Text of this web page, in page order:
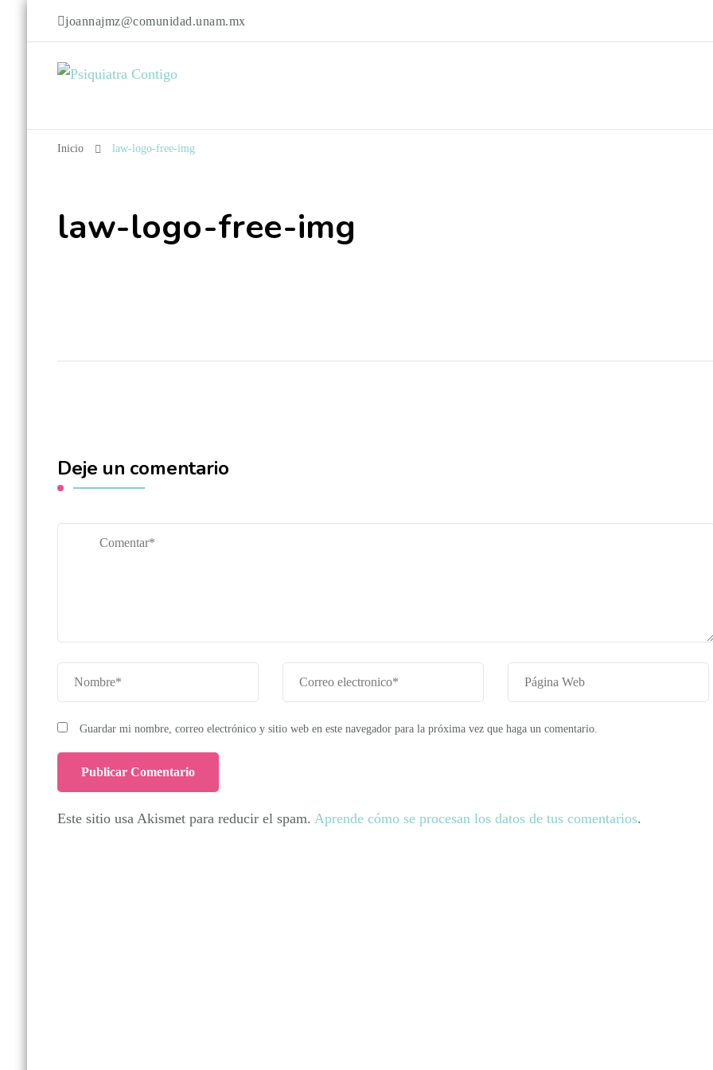
joannajmz@comunidad.unam.mx
Psiquiatra Contigo
Inicio law-logo-free-img
law-logo-free-img
Deje un comentario
Guardar mi nombre, correo electrónico y sitio web en este navegador para la próxima vez que haga un comentario.
Este sitio usa Akismet para reducir el spam. Aprende cómo se procesan los datos de tus comentarios.